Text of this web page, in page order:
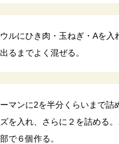
ルにひき肉・玉ねぎ・Aを入
るまでよく混ぜる。
マンに2を半分くらいまで詰
を入れ、さらに２を詰める
で６個作る。